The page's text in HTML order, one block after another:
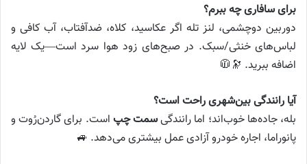
برای سافاری چه ببرم؟
دوربین دوچشمی، لنز تله اگر عکاسید، کلاه، ضدآفتاب، آب کافی و
لباس‌های خنثی/سبک. در صبح‌های زود هوا سرد است—یک لایه
اضافه ببرید. 🔭🧥
آیا رانندگی بین‌شهری راحت است؟
بله، جاده‌ها خوب‌اند؛ اما رانندگیسمت چپ است. برای گاردن‌رُوت و
پانوراما، اجاره خودرو آزادی عمل بیشتری می‌دهد. 🚙